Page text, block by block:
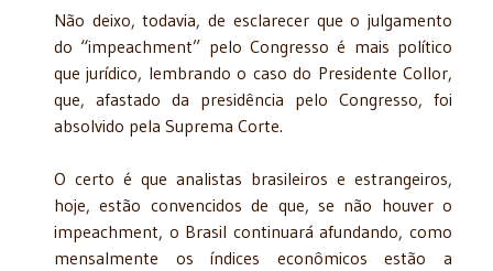
Não deixo, todavia, de esclarecer que o julgamento
do “impeachment” pelo Congresso é mais político
que jurídico, lembrando o caso do Presidente Collor,
que, afastado da presidência pelo Congresso, foi
absolvido pela Suprema Corte.
O certo é que analistas brasileiros e estrangeiros,
hoje, estão convencidos de que, se não houver o
impeachment, o Brasil continuará afundando, como
mensalmente os índices econômicos estão a